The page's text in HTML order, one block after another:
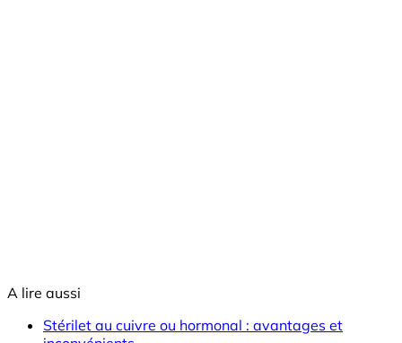
A lire aussi
Stérilet au cuivre ou hormonal : avantages et